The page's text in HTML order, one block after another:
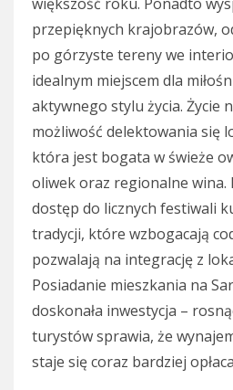
przepięknych krajobrazów,
po górzyste tereny we
idealnym miejscem dla
aktywnego stylu życia. Życie
możliwość delektowania się
która jest bogata w świeże
oliwek oraz regionalne wina.
dostęp do licznych festiwali
tradycji, które wzbogacają
pozwalają na integrację z
Posiadanie mieszkania na
doskonała inwestycja –
turystów sprawia, że
staje się coraz bardziej